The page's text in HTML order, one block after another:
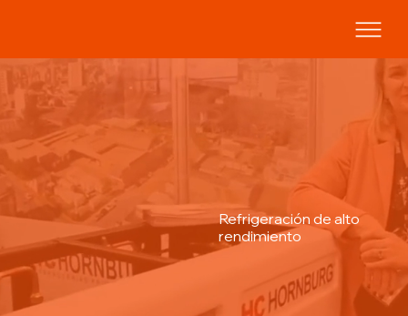
Refrigeración de alto
rendimiento